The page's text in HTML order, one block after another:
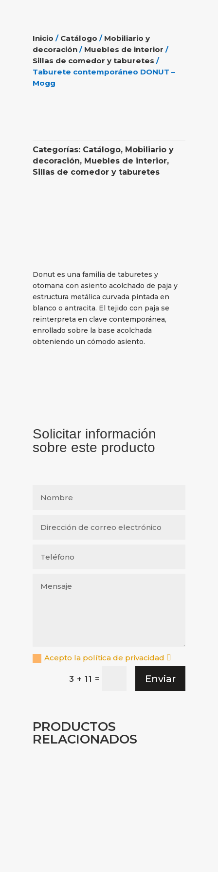
Inicio / Catálogo / Mobiliario y
decoración / Muebles de interior /
Sillas de comedor y taburetes /
Taburete contemporáneo DONUT –
Mogg
Categorías: Catálogo, Mobiliario y
decoración, Muebles de interior,
Sillas de comedor y taburetes
Donut es una familia de taburetes y
otomana con asiento acolchado de paja y
estructura metálica curvada pintada en
blanco o antracita. El tejido con paja se
reinterpreta en clave contemporánea,
enrollado sobre la base acolchada
obteniendo un cómodo asiento.
Solicitar información
sobre este producto
Acepto la política de privacidad
3 + 11 = Enviar
PRODUCTOS
RELACIONADOS